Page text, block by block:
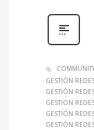
GESTIÓN
GESTIÓN
GESTION
GESTIÓN
GESTIÓN